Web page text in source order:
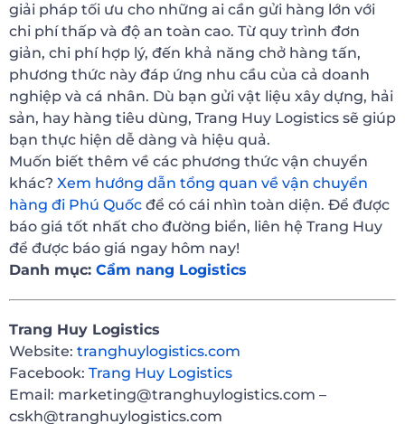
giải pháp tối ưu cho những ai cần gửi hàng lớn với
chi phí thấp và độ an toàn cao. Từ quy trình đơn
giản, chi phí hợp lý, đến khả năng chở hàng tấn,
phương thức này đáp ứng nhu cầu của cả doanh
nghiệp và cá nhân. Dù bạn gửi vật liệu xây dựng, hải
sản, hay hàng tiêu dùng, Trang Huy Logistics sẽ giúp
bạn thực hiện dễ dàng và hiệu quả.
Muốn biết thêm về các phương thức vận chuyển
khác? Xem hướng dẫn tổng quan về vận chuyển
hàng đi Phú Quốc để có cái nhìn toàn diện. Để được
báo giá tốt nhất cho đường biển, liên hệ Trang Huy
để được báo giá ngay hôm nay!
Danh mục: Cẩm nang Logistics
Trang Huy Logistics
Website: tranghuylogistics.com
Facebook: Trang Huy Logistics
Email: marketing@tranghuylogistics.com –
cskh@tranghuylogistics.com